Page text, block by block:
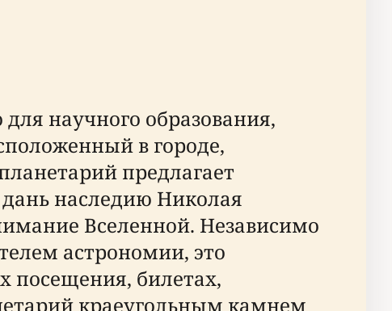
научного образования,
в городе,
предлагает
наследию Николая
Вселенной. Независимо
астрономии, это
посещения, билетах,
краеугольным камнем